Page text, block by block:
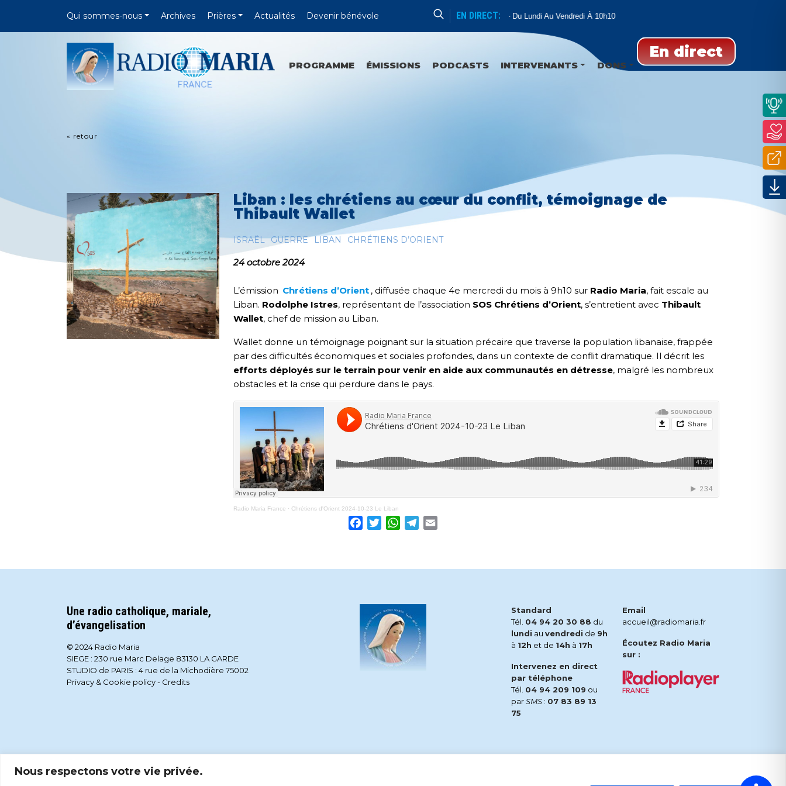
Nous respectons votre vie privée.
Qui sommes-nous Archives Prières Actualités Devenir bénévole EN DIRECT:
Catéchèse Du Père Mathieu Du Lundi Au Vendredi À 10h10
En direct
PROGRAMME ÉMISSIONS PODCASTS INTERVENANTS DONS
« retour
Liban : les chrétiens au cœur du conflit, témoignage de
Thibault Wallet
ISRAËL GUERRE LIBAN CHRÉTIENS D’ORIENT
24 octobre 2024
L’émission Chrétiens d’Orient , diffusée chaque 4e mercredi du mois à 9h10 sur Radio Maria, fait escale au
Liban. Rodolphe Istres, représentant de l’association SOS Chrétiens d’Orient, s’entretient avec Thibault
Wallet, chef de mission au Liban.
Wallet donne un témoignage poignant sur la situation précaire que traverse la population libanaise, frappée
par des difficultés économiques et sociales profondes, dans un contexte de conflit dramatique. Il décrit les
efforts déployés sur le terrain pour venir en aide aux communautés en détresse, malgré les nombreux
obstacles et la crise qui perdure dans le pays.
Radio Maria France · Chrétiens d'Orient 2024-10-23 Le Liban
Facebook
TwitterWhatsApp
Telegram
Une radio catholique, mariale,
d’évangelisation
© 2024 Radio Maria
SIEGE : 230 rue Marc Delage 83130 LA GARDE
STUDIO de PARIS : 4 rue de la Michodière 75002
Privacy & Cookie policy- Credits
Standard
Tél. 04 94 20 30 88 du
lundi au vendredi de 9h
à 12h et de 14h à 17h
Intervenez en direct
par téléphone
Tél. 04 94 209 109 ou
parSMS : 07 83 89 13
75
Email
accueil@radiomaria.fr
Écoutez Radio Maria
sur :